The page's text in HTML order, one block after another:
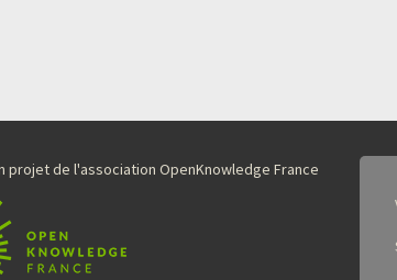
projet de l'association OpenKnowledge France